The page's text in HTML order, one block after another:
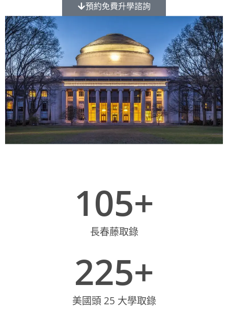
預約免費升學諮詢
長春藤取錄
105+
美國頭 25 大學取錄
225+